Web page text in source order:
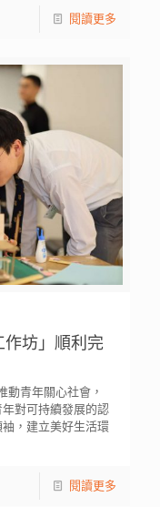
閱讀更多
作坊」順利完
動青年關心社會，
對可持續發展的認
，建立美好生活環
閱讀更多